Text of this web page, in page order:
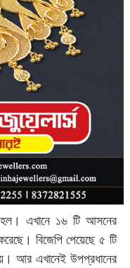
হল। এখানে ১৬ টি আসনের
বিজেপি পেয়েছে ৫ টি
আর এখানেই উপপ্রধানের